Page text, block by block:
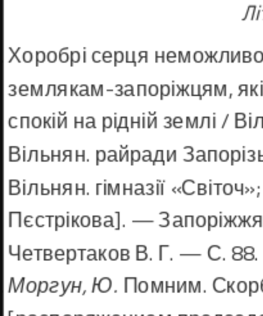
Хоробрі серця
зем­лякам-запоріжцям,
спокій на рідній землі /
Вільнян. райради
Вільнян. гімназії
Пєстрікова]. —
Четвертаков В. Г. — С. 88.
Моргун, Ю. Помним.